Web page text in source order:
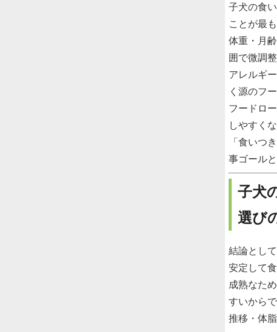
子犬の食
ことが最
体重・月
囲で微調
アレルギ
く源のフ
フードロ
しやすく
「食いつ
事ゴール
子犬
選び
結論とし
安定して
成熟なた
すいから
推移・体